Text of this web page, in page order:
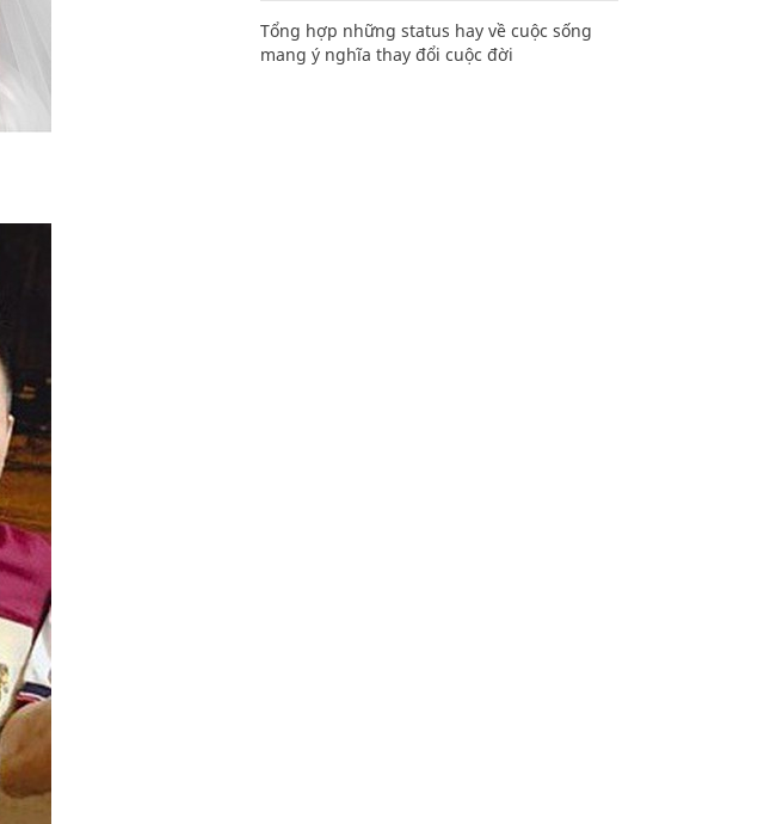
Tổng hợp những status hay về cuộc sống
mang ý nghĩa thay đổi cuộc đời